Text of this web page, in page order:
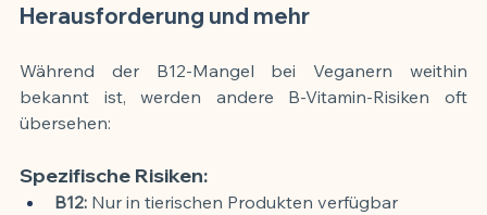
Herausforderung und mehr
Während der B12-Mangel bei Veganern weithin
bekannt ist, werden andere B-Vitamin-Risiken oft
übersehen:
Spezifische Risiken:
B12: Nur in tierischen Produkten verfügbar